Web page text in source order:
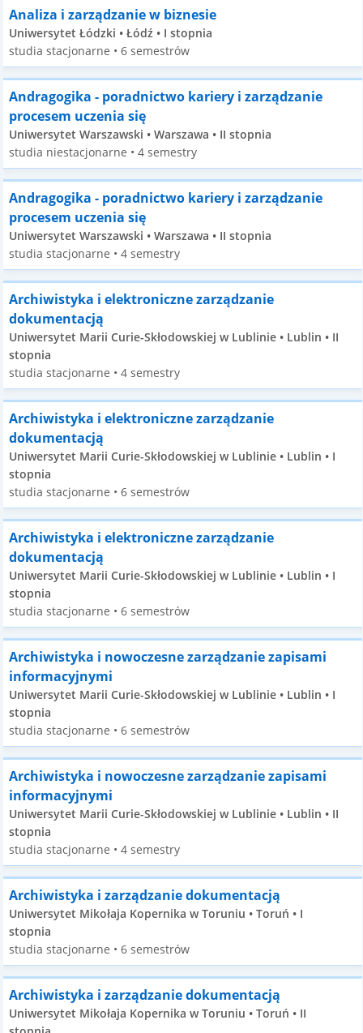
Analiza i zarządzanie w biznesie
Uniwersytet Łódzki • Łódź • I stopnia
studia stacjonarne • 6 semestrów
Andragogika - poradnictwo kariery i zarządzanie
procesem uczenia się
Uniwersytet Warszawski • Warszawa • II stopnia
studia niestacjonarne • 4 semestry
Andragogika - poradnictwo kariery i zarządzanie
procesem uczenia się
Uniwersytet Warszawski • Warszawa • II stopnia
studia stacjonarne • 4 semestry
Archiwistyka i elektroniczne zarządzanie
dokumentacją
Uniwersytet Marii Curie-Skłodowskiej w Lublinie • Lublin • II
stopnia
studia stacjonarne • 4 semestry
Archiwistyka i elektroniczne zarządzanie
dokumentacją
Uniwersytet Marii Curie-Skłodowskiej w Lublinie • Lublin • I
stopnia
studia stacjonarne • 6 semestrów
Archiwistyka i elektroniczne zarządzanie
dokumentacją
Uniwersytet Marii Curie-Skłodowskiej w Lublinie • Lublin • I
stopnia
studia stacjonarne • 6 semestrów
Archiwistyka i nowoczesne zarządzanie zapisami
informacyjnymi
Uniwersytet Marii Curie-Skłodowskiej w Lublinie • Lublin • I
stopnia
studia stacjonarne • 6 semestrów
Archiwistyka i nowoczesne zarządzanie zapisami
informacyjnymi
Uniwersytet Marii Curie-Skłodowskiej w Lublinie • Lublin • II
stopnia
studia stacjonarne • 4 semestry
Archiwistyka i zarządzanie dokumentacją
Uniwersytet Mikołaja Kopernika w Toruniu • Toruń • I
stopnia
studia stacjonarne • 6 semestrów
Archiwistyka i zarządzanie dokumentacją
Uniwersytet Mikołaja Kopernika w Toruniu • Toruń • II